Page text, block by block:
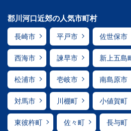
郡川河口近郊の人気市町村
長崎市 平戸市 佐世保市
西海市 諫早市 新上五島
松浦市 壱岐市 南島原市
対馬市 川棚町 小値賀町
東彼杵町 佐々町 長与町